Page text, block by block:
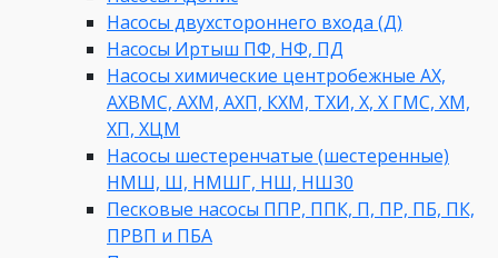
Насосы двухстороннего входа (Д)
Насосы Иртыш ПФ, НФ, ПД
Насосы химические центробежные АХ,
АХВМС, АХМ, АХП, КХМ, ТХИ, Х, Х ГМС, ХМ,
ХП, ХЦМ
Насосы шестеренчатые (шестеренные)
НМШ, Ш, НМШГ, НШ, НШ30
Песковые насосы ППР, ППК, П, ПР, ПБ, ПК,
ПРВП и ПБА